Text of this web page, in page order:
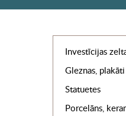
Investīcijas
Gleznas, plakāti
Statuetes
Porcelāns,